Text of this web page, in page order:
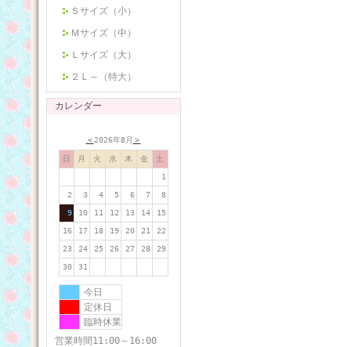
Ｓサイズ（小）
Ｍサイズ（中）
Ｌサイズ（大）
２Ｌ～（特大）
カレンダー
＜ 2026年8月 ＞
日 月 火 水 木 金 土
1
2 3 4 5 6 7 8
9 10 11 12 13 14 15
16 17 18 19 20 21 22
23 24 25 26 27 28 29
30 31
今日
定休日
臨時休業
営業時間11:00～16:00